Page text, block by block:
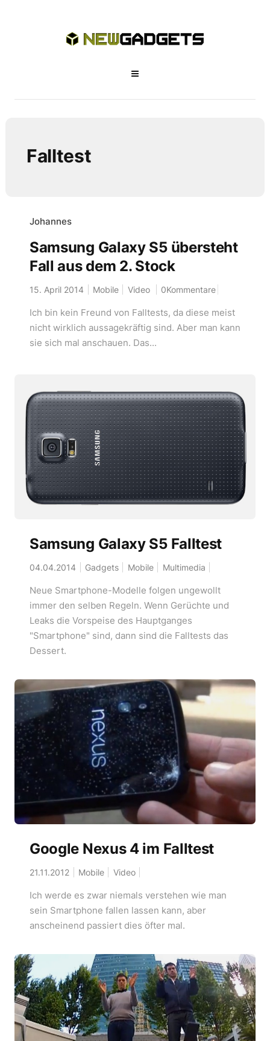
Falltest
Johannes
Samsung Galaxy S5 übersteht
Fall aus dem 2. Stock
15. April 2014 Mobile Video 0Kommentare
Ich bin kein Freund von Falltests, da diese meist
nicht wirklich aussagekräftig sind. Aber man kann
sie sich mal anschauen. Das...
Samsung Galaxy S5 Falltest
04.04.2014 Gadgets Mobile Multimedia
Neue Smartphone-Modelle folgen ungewollt
immer den selben Regeln. Wenn Gerüchte und
Leaks die Vorspeise des Hauptganges
"Smartphone" sind, dann sind die Falltests das
Dessert.
Google Nexus 4 im Falltest
21.11.2012 Mobile Video
Ich werde es zwar niemals verstehen wie man
sein Smartphone fallen lassen kann, aber
anscheinend passiert dies öfter mal.